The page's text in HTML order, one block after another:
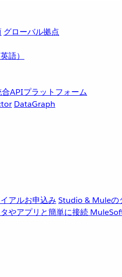
グローバル拠点
語）
APIプラットフォーム
DataGraph
アルお申込み Studio & Muleの
やアプリと簡単に接続